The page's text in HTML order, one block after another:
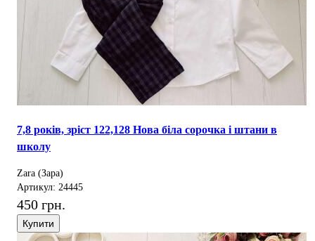
7,8 років, зріст 122,128 Нова біла сорочка і штани в
школу
Zara (Зара)
Артикул: 24445
450 грн.
Купити